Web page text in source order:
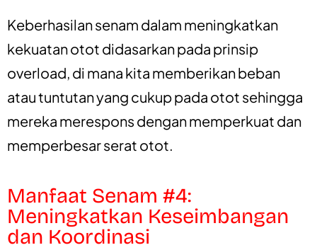
Keberhasilan senam dalam meningkatkan
kekuatan otot didasarkan pada prinsip
overload, di mana kita memberikan beban
atau tuntutan yang cukup pada otot sehingga
mereka merespons dengan memperkuat dan
memperbesar serat otot.
Manfaat Senam #4:
Meningkatkan Keseimbangan
dan Koordinasi